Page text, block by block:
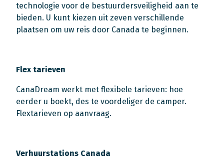
technologie voor de bestuurdersveiligheid aan te
bieden. U kunt kiezen uit zeven verschillende
plaatsen om uw reis door Canada te beginnen.
Flex tarieven
CanaDream werkt met flexibele tarieven: hoe
eerder u boekt, des te voordeliger de camper.
Flextarieven op aanvraag.
Verhuurstations Canada